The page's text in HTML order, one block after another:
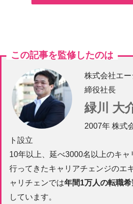
この記事を監修したのは
株式会社エ
締役社長
緑川 大
2007年 株式
ト設立
10年以上、延べ3000名以上のキャ
行ってきたキャリアチェンジのエ
ャリチェンでは年間1万人の転職希
しています。